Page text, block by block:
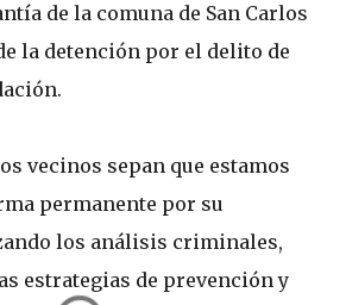
de la comuna de San Carlos
la detención por el delito de
vecinos sepan que estamos
permanente por su
los análisis criminales,
estrategias de prevención y